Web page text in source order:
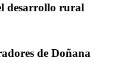
desarrollo rural
de Doñana